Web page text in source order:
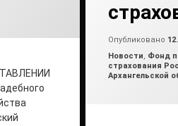
Опубликовано
Рубрики:
Новости, Фонд
страхования
Архангельской